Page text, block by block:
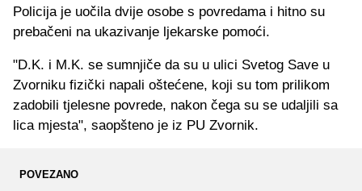
Policija je uočila dvije osobe s povredama i hitno su
prebačeni na ukazivanje ljekarske pomoći.
"D.K. i M.K. se sumnjiče da su u ulici Svetog Save u
Zvorniku fizički napali oštećene, koji su tom prilikom
zadobili tjelesne povrede, nakon čega su se udaljili sa
lica mjesta", saopšteno je iz PU Zvornik.
POVEZANO